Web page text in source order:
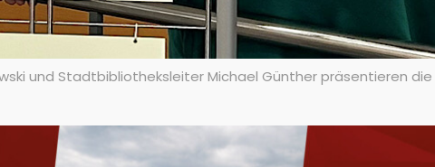
und Stadtbibliotheksleiter Michael Günther präsentieren